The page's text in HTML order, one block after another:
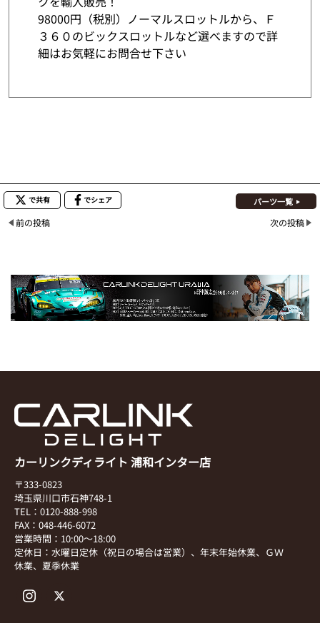
98000円（税別）ノーマルスロットルから、Ｆ
３６０のビックスロットルなど選べますので詳
細はお気軽にお問合せ下さい
で共有 でシェア パーツ一覧
前の投稿 次の投稿
カーリンクディライト 浦和インター店
〒333-0823
埼玉県川口市石神748-1
TEL：0120-888-998
FAX：048-446-6072
営業時間：10:00～18:00
定休日：水曜日定休（祝日の場合は営業）、年末年始休業、ＧＷ
休業、夏季休業